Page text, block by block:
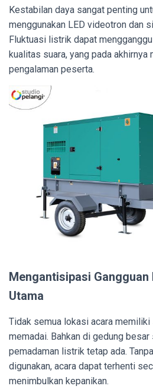
Kestabilan daya sangat penting
menggunakan LED videotron dan
Fluktuasi listrik dapat
kualitas suara, yang pada akhirnya
pengalaman peserta.
Mengantisipasi
Utama
Tidak semua lokasi acara
memadai. Bahkan di gedung
pemadaman listrik tetap ada.
digunakan, acara dapat terhenti
menimbulkan kepanikan.